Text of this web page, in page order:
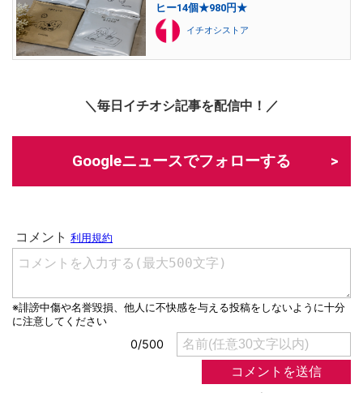
ヒー14個★980円★
イチオシストア
＼毎日イチオシ記事を配信中！／
Googleニュースでフォローする